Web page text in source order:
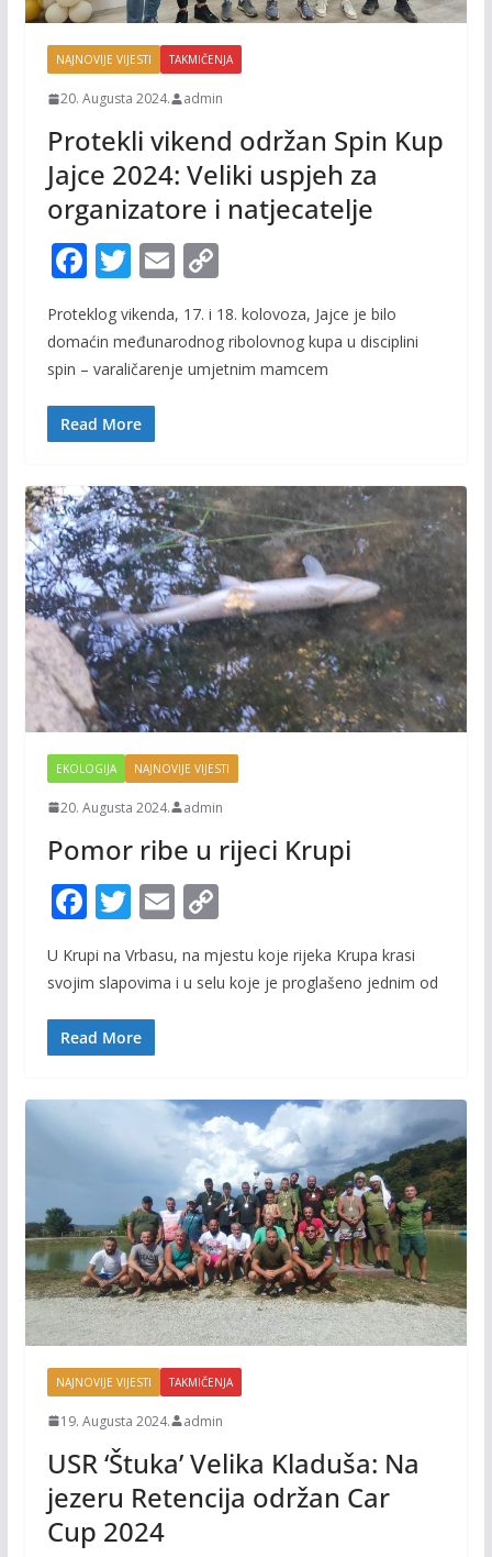
NAJNOVIJE VIJESTI TAKMIČENJA
20. Augusta 2024. admin
Protekli vikend održan Spin Kup
Jajce 2024: Veliki uspjeh za
organizatore i natjecatelje
F
ac
e
b
o
o
T
w
itt
er
E
ai
l
C
p
y
Proteklog vikenda, 17. i 18. kolovoza, Jajce je bilo
domaćin međunarodnog ribolovnog kupa u disciplini
spin – varaličarenje umjetnim mamcem
Read More
EKOLOGIJA NAJNOVIJE VIJESTI
20. Augusta 2024. admin
Pomor ribe u rijeci Krupi
F
e
b
o
k
T
w
itt
er
E
ai
C
p
k
U Krupi na Vrbasu, na mjestu koje rijeka Krupa krasi
svojim slapovima i u selu koje je proglašeno jednim od
Read More
NAJNOVIJE VIJESTI TAKMIČENJA
19. Augusta 2024. admin
USR ‘Štuka’ Velika Kladuša: Na
jezeru Retencija održan Car
Cup 2024